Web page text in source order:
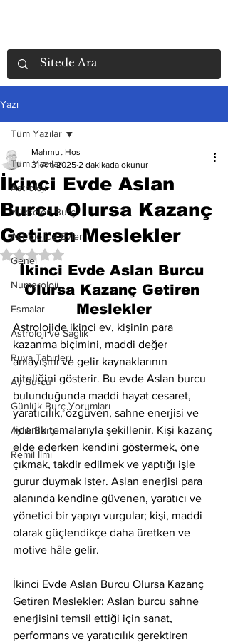
Yazı
Tüm Yazılar
Astroloji
Yükselen Burç
Astrolojide Evler
Genel
Numeroloji
Esmalar
Astroloji ve Sağlık
Rüya Tabirleri
Ay Burcu
Günlük Burç Yorumları
Aylık Burç
Remil İlmi
Tüm Yazılar
İkinci Evde Aslan
Burcu Olursa Kazanç
Getiren Meslekler
Mahmut Hos
31 Ara 2025 2 dakikada okunur
5 üzerinden NaN yıldız
İkinci Evde Aslan Burcu
Olursa Kazanç Getiren
Meslekler
Astrolojide ikinci ev, kişinin para
kazanma biçimini, maddi değer
anlayışını ve gelir kaynaklarının
niteliğini gösterir. Bu evde Aslan burcu
bulunduğunda maddi hayat cesaret,
yaratıcılık, özgüven, sahne enerjisi ve
liderlik temalarıyla şekillenir. Kişi kazanç
elde ederken kendini göstermek, öne
çıkmak, takdir edilmek ve yaptığı işle
gurur duymak ister. Aslan enerjisi para
alanında kendine güvenen, yaratıcı ve
yönetici bir yapıyı vurgular; kişi, maddi
olarak güçlendikçe daha üretken ve
motive hâle gelir.
İkinci Evde Aslan Burcu Olursa Kazanç
Getiren Meslekler: Aslan burcu sahne
enerjisini temsil ettiği için sanat,
performans ve yaratıcılık gerektiren